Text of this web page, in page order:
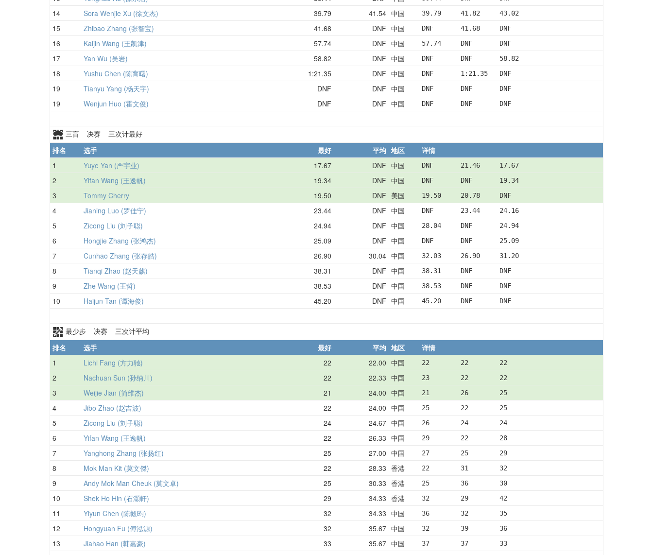
14 Sora Wenjie Xu (徐文杰) 39.79 41.54 中国 39.79     41.82     43.02
15 Zhibao Zhang (张智宝) 41.68 DNF 中国 DNF       41.68     DNF
16 Kaijin Wang (王凯津) 57.74 DNF 中国 57.74     DNF       DNF
17 Yan Wu (吴岩) 58.82 DNF 中国 DNF       DNF       58.82
18 Yushu Chen (陈育曙) 1:21.35 DNF 中国 DNF       1:21.35   DNF
19 Tianyu Yang (杨天宇) DNF DNF 中国 DNF       DNF       DNF
19 Wenjun Huo (霍文俊) DNF DNF 中国 DNF       DNF       DNF
三盲 决赛 三次计最好
排名
选手 最好 平均 地区
详情
1
Yuye Yan (严宇业) 17.67 DNF 中国 DNF       21.46     17.67
2 Yifan Wang (王逸帆) 19.34 DNF 中国 DNF       DNF       19.34
3 Tommy Cherry 19.50 DNF 美国 19.50     20.78     DNF
4 Jianing Luo (罗佳宁) 23.44 DNF 中国 DNF       23.44     24.16
5 Zicong Liu (刘子聪) 24.94 DNF 中国 28.04     DNF       24.94
6 Hongjie Zhang (张鸿杰) 25.09 DNF 中国 DNF       DNF       25.09
7 Cunhao Zhang (张存皓) 26.90 30.04 中国 32.03     26.90     31.20
8 Tianqi Zhao (赵天麒) 38.31 DNF 中国 38.31     DNF       DNF
9 Zhe Wang (王哲) 38.53 DNF 中国 38.53     DNF       DNF
10 Haijun Tan (谭海俊) 45.20 DNF 中国 45.20     DNF       DNF
最少步 决赛 三次计平均
排名
选手 最好 平均 地区
详情
1
Lichi Fang (方力驰) 22 22.00 中国 22        22        22
2 Nachuan Sun (孙纳川) 22 22.33 中国 23        22        22
3 Weijie Jian (简维杰) 21 24.00 中国 21        26        25
4 Jibo Zhao (赵吉波) 22 24.00 中国 25        22        25
5 Zicong Liu (刘子聪) 24 24.67 中国 26        24        24
6 Yifan Wang (王逸帆) 22 26.33 中国 29        22        28
7 Yanghong Zhang (张扬红) 25 27.00 中国 27        25        29
8 Mok Man Kit (莫文傑) 22 28.33 香港 22        31        32
9 Andy Mok Man Cheuk (莫文卓) 25 30.33 香港 25        36        30
10 Shek Ho Hin (石灝軒) 29 34.33 香港 32        29        42
11 Yiyun Chen (陈毅昀) 32 34.33 中国 36        32        35
12 Hongyuan Fu (傅泓源) 32 35.67 中国 32        39        36
13 Jiahao Han (韩嘉豪) 33 35.67 中国 37        37        33